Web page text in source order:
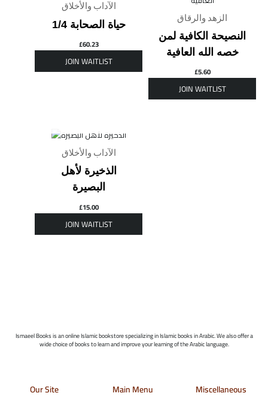
الآداب والأخلاق
حياة الصحابة 1/4
£60.23
الزهد والرقاق
النصيحة الكافية لمن
خصه الله العافية
£5.60
الآداب والأخلاق
الذخيرة لأهل
البصيرة
£15.00
Ismaeel Books is an online Islamic bookstore specializing in Islamic books in Arabic. We also offer a
wide choice of books to learn and improve your learning of the Arabic language.
Our Site Main Menu Miscellaneous